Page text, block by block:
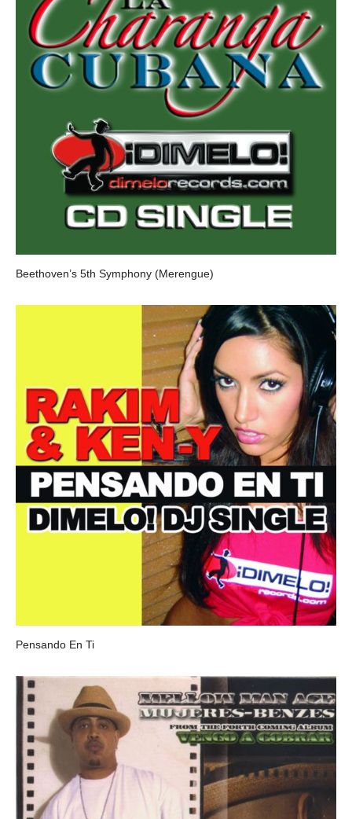
Beethoven’s 5th Symphony (Merengue)
LA CHARANGA CUBANA
Pensando En Ti
RAKIM & KEN-Y